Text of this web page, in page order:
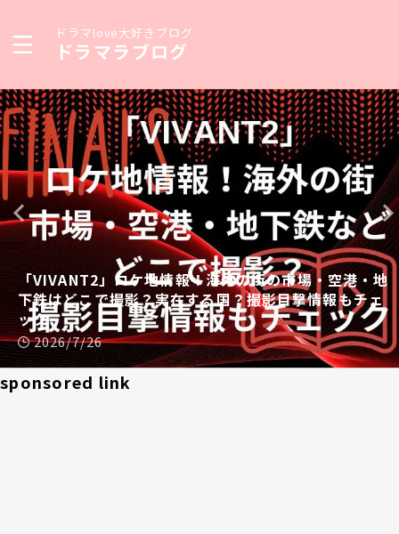
ドラマlove大好きブログ
ドラマラブログ
「VIVANT2」ロケ地情報！海外の街の市場・空港・地
下鉄はどこで撮影？実在する国？撮影目撃情報もチェ
ック
2026/7/26
sponsored link